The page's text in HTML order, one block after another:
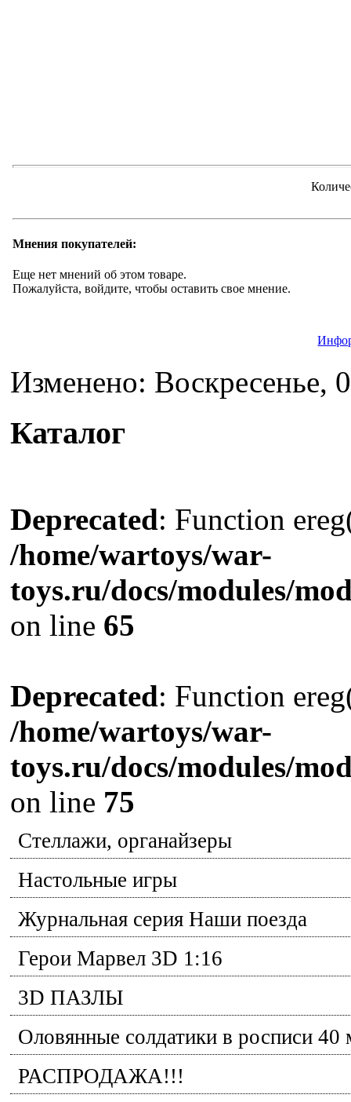
Мнения покупателей:
Еще нет мнений об этом товаре.
Пожалуйста, войдите, чтобы оставить свое мнение.
Изменено: Воскресенье,
Каталог
Deprecated: Function
/home/wartoys/war-
toys.ru/docs/modules/
on line 65
Deprecated: Function
/home/wartoys/war-
toys.ru/docs/modules/
on line 75
Стеллажи, органайзеры
Настольные игры
Журнальная серия Наши поезда
Герои Марвел 3D 1:16
3D ПАЗЛЫ
Оловянные солдатики в росписи 40
РАСПРОДАЖА!!!